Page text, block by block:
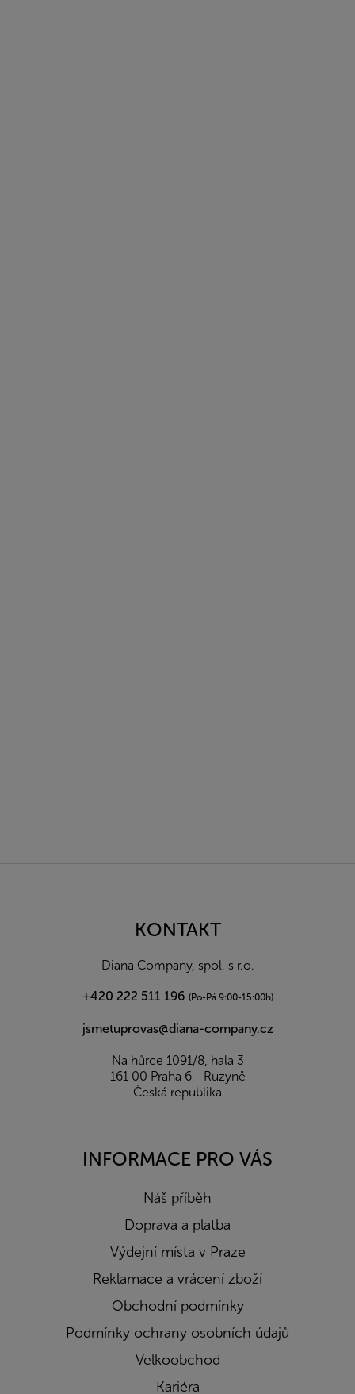
KONTAKT
Diana Company, spol. s r.o.
+420 222 511 196 (Po-Pá 9:00-15:00h)
jsmetuprovas@diana-company.cz
Na hůrce 1091/8, hala 3
161 00 Praha 6 - Ruzyně
Česká republika
INFORMACE PRO VÁS
Náš příběh
Doprava a platba
Výdejní místa v Praze
Reklamace a vrácení zboží
Obchodní podmínky
Podmínky ochrany osobních údajů
Velkoobchod
Kariéra